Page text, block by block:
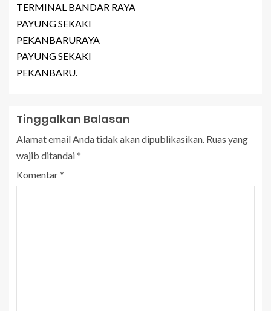
TERMINAL BANDAR RAYA
PAYUNG SEKAKI
PEKANBARURAYA
PAYUNG SEKAKI
PEKANBARU.
Tinggalkan Balasan
Alamat email Anda tidak akan dipublikasikan. Ruas yang
wajib ditandai*
Komentar*